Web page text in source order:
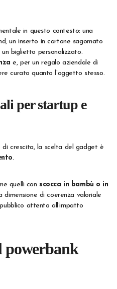
in questo contesto: una
un inserto in cartone sagomato
biglietto personalizzato.
e, per un regalo aziendale di
curato quanto l’oggetto stesso.
per startup e
di crescita, la scelta del gadget è
.
quelli conscocca in bambù o in
dimensione di coerenza valoriale
attento all’impatto
powerbank